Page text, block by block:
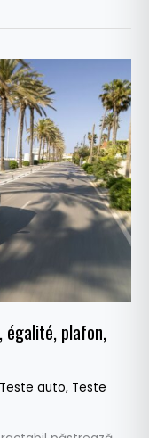
égalité, plafon,
Teste auto, Teste